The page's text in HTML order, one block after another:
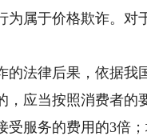
为属于价格欺诈。对
法律后果，依据我
，应当按照消费者
受服务的费用的3倍